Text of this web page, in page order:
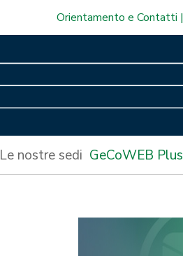
Orientamento e Contatti
Le nostre sedi GeCoWEB Plus